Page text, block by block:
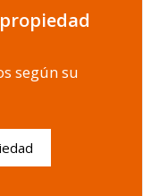
según su